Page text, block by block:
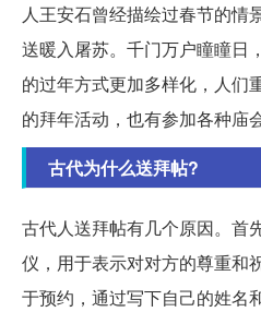
人王安石曾经描绘过春节的情
送暖入屠苏。千门万户瞳瞳日
的过年方式更加多样化，人们
的拜年活动，也有参加各种庙
古代为什么送拜帖?
古代人送拜帖有几个原因。首
仪，用于表示对对方的尊重和
于预约，通过写下自己的姓名